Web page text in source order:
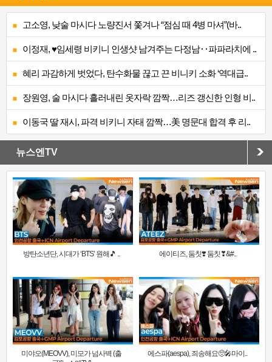
고소영, 낮술 마시다 노량진서 쫓겨나 “점심 때 4병 마셔”(바..
이정재, ♥임세령 비키니 인생샷 남겨주는 다정남‥파파라치에 ..
혜리 과감하게 벗었다, 탄수화물 끊고 끈 비니키 소화 ‘역대급..
장원영, 술 마시다 흘러내린 옷자락 깜짝…리즈 갱신한 인형 비..
이동국 딸 재시, 파격 비키니 자태 깜짝…美 명문대 합격 후 리..
뉴스엔TV
방탄소년단, 시대가 ‘BTS’ 원해🎵 .. 에이티즈, 둠칫❣️ 둠칫❣&#..
미야오(MEOVV), 미모가 넘사벽 (출
에스파(aespa), 죄송해요🥺🎤마이..